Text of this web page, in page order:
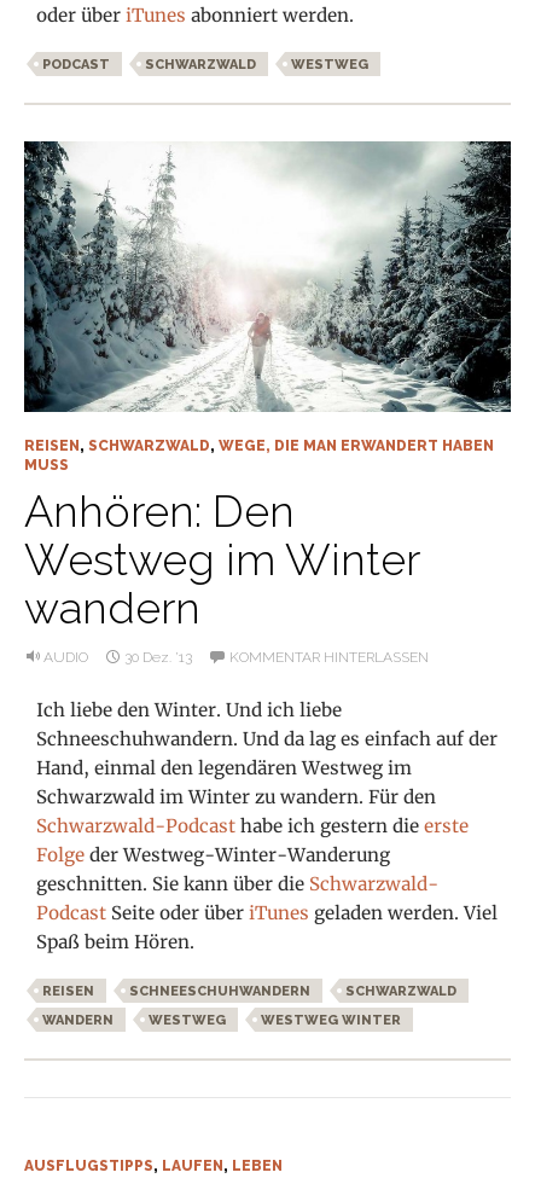
oder überiTunesabonniert werden.
PODCAST SCHWARZWALD WESTWEG
REISEN, SCHWARZWALD, WEGE, DIE MAN ERWANDERT HABEN
MUSS
Anhören: Den
Westweg im Winter
wandern
AUDIO 30 Dez. ’13 KOMMENTAR HINTERLASSEN
Ich liebe den Winter. Und ich liebe
Schneeschuhwandern. Und da lag es einfach auf der
Hand, einmal den legendären Westweg im
Schwarzwald im Winter zu wandern. Für den
Schwarzwald-Podcast habe ich gestern dieerste
Folge der Westweg-Winter-Wanderung
geschnitten. Sie kann über die Schwarzwald-
Podcast Seite oder überiTunes geladen werden. Viel
Spaß beim Hören.
REISEN SCHNEESCHUHWANDERN
SCHWARZWALD
WANDERN
WESTWEG WESTWEG WINTER
AUSFLUGSTIPPS, LAUFEN, LEBEN